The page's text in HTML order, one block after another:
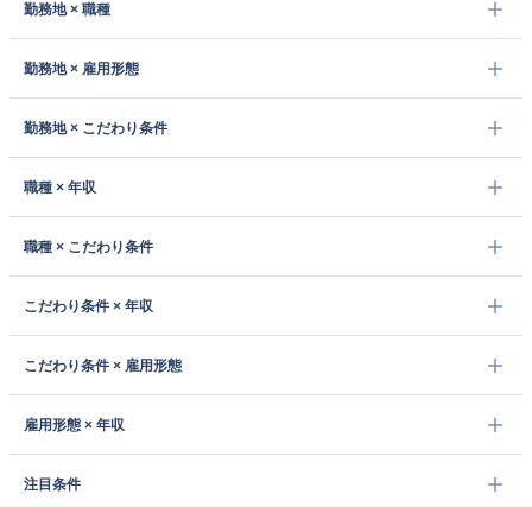
勤務地 × 職種
勤務地 × 雇用形態
勤務地 × こだわり条件
職種 × 年収
職種 × こだわり条件
こだわり条件 × 年収
こだわり条件 × 雇用形態
雇用形態 × 年収
注目条件